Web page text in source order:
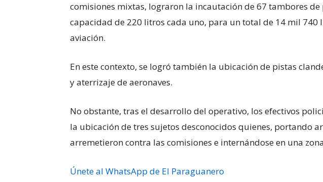
comisiones mixtas, lograron la incautación de 67 tambores
capacidad de 220 litros cada uno, para un total de 14 mil
aviación.
En este contexto, se logró también la ubicación de pistas
y aterrizaje de aeronaves.
No obstante, tras el desarrollo del operativo, los efectivos
la ubicación de tres sujetos desconocidos quienes, portando
arremetieron contra las comisiones e internándose en una
Únete al WhatsApp de El Paraguanero